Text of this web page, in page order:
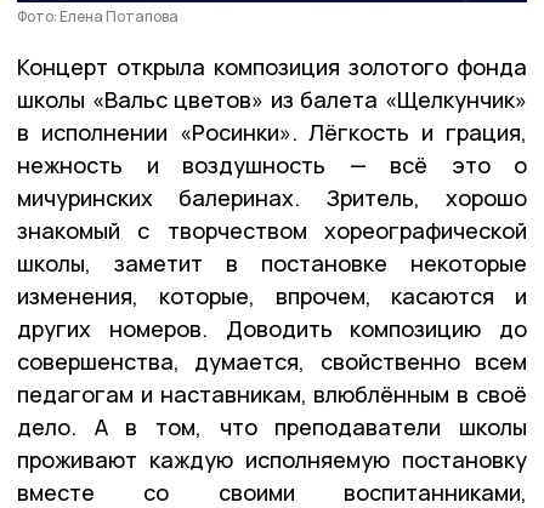
Фото: Елена Потапова
Концерт открыла композиция золотого фонда
школы «Вальс цветов» из балета «Щелкунчик»
в исполнении «Росинки». Лёгкость и грация,
нежность и воздушность — всё это о
мичуринских балеринах. Зритель, хорошо
знакомый с творчеством хореографической
школы, заметит в постановке некоторые
изменения, которые, впрочем, касаются и
других номеров. Доводить композицию до
совершенства, думается, свойственно всем
педагогам и наставникам, влюблённым в своё
дело. А в том, что преподаватели школы
проживают каждую исполняемую постановку
вместе со своими воспитанниками,